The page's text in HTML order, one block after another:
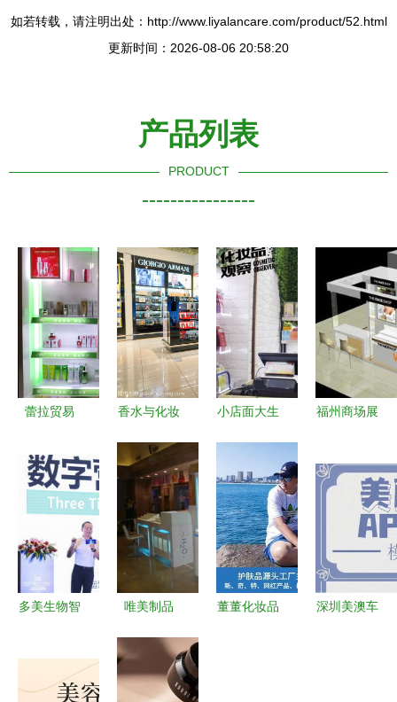
如若转载，请注明出处：http://www.liyalancare.com/product/52.html
更新时间：2026-08-06 20:58:20
产品列表
PRODUCT
----------------
蕾拉贸易
品牌化妆品
加盟首选伙
伴
香水与化妆
风尚的零售
艺术与市场
洞察
小店面大生
2万元的经
营秘诀
福州商场展
计制作 聚
焦家用电器
销售的专业
案
多美生物智
新零售环境
下化妆品品
唯美制品
点亮商业与
家居空间的
董董化妆品
深圳美澳车